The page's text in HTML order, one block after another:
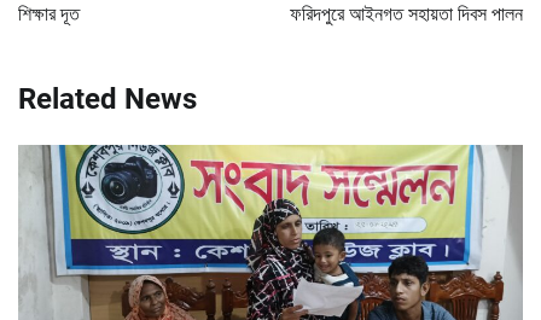
শিক্ষার দূত
ফরিদপুরে আইনগত সহায়তা দিবস পালন
Related News